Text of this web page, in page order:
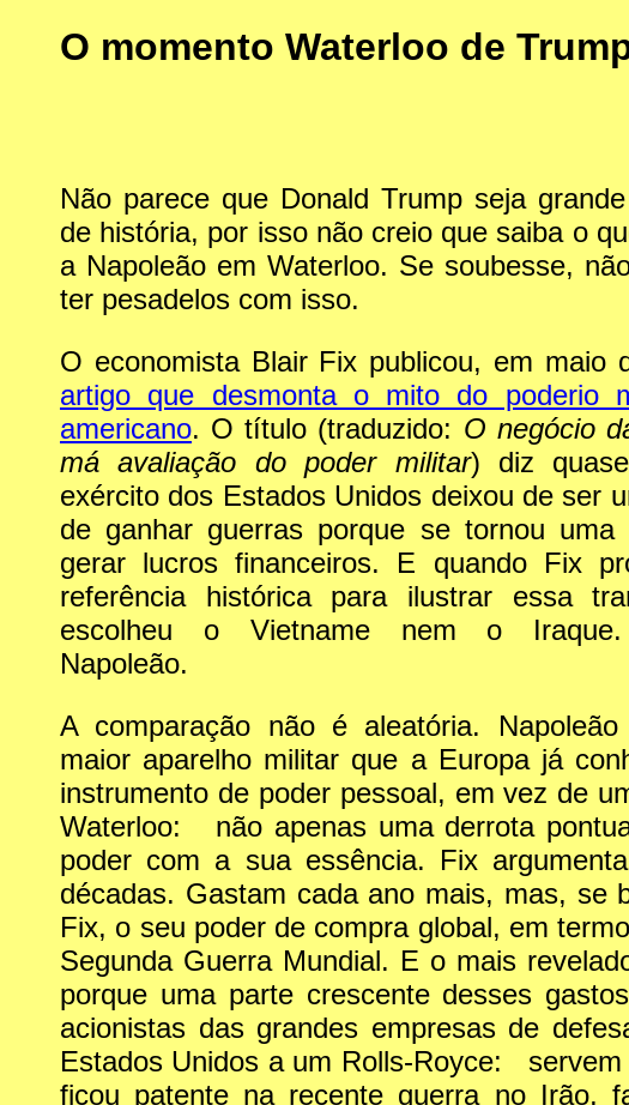
O momento Waterloo de
Não parece que Donald Trump seja
de história, por isso não creio que saiba o
a Napoleão em Waterloo. Se soubesse,
ter pesadelos com isso.
O economista Blair Fix publicou, em maio
artigo que desmonta o mito do poderio
americano. O título (traduzido: O negócio
má avaliação do poder militar) diz
exército dos Estados Unidos deixou de ser
de ganhar guerras porque se tornou uma
gerar lucros financeiros. E quando Fix
referência histórica para ilustrar essa
escolheu o Vietname nem o Iraque.
Napoleão.
A comparação não é aleatória.
maior aparelho militar que a Europa já
instrumento de poder pessoal, em vez de
Waterloo: não apenas uma derrota
poder com a sua essência. Fix
décadas. Gastam cada ano mais, mas, se
Fix, o seu poder de compra global, em
Segunda Guerra Mundial. E o mais
porque uma parte crescente desses
acionistas das grandes empresas de
Estados Unidos a um Rolls-Royce:
ficou patente na recente guerra no Irão,